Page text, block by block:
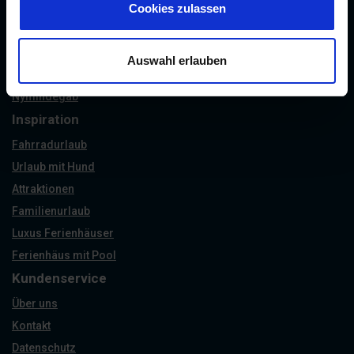
Cookies zulassen
Auswahl erlauben
Houstrup
Nymindegab
Inspiration
Fahrradurlaub
Urlaub mit Hund
Attraktionen
Familienurlaub
Luxus Ferienhäuser
Ferienhäus mit Pool
Kundenservice
Über uns
Kontakt
Datenschutz